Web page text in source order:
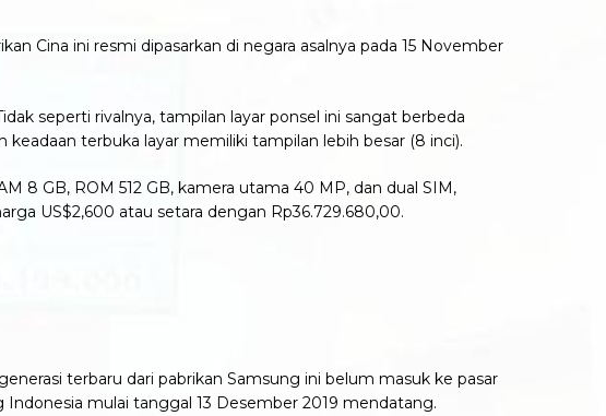
Cina ini resmi dipasarkan di negara asalnya pada 15 November
seperti rivalnya, tampilan layar ponsel ini sangat berbeda
keadaan terbuka layar memiliki tampilan lebih besar (8 inci).
8 GB, ROM 512 GB, kamera utama 40 MP, dan dual SIM,
US$2,600 atau setara dengan Rp36.729.680,00.
generasi terbaru dari pabrikan Samsung ini belum masuk ke pasar
Indonesia mulai tanggal 13 Desember 2019 mendatang.